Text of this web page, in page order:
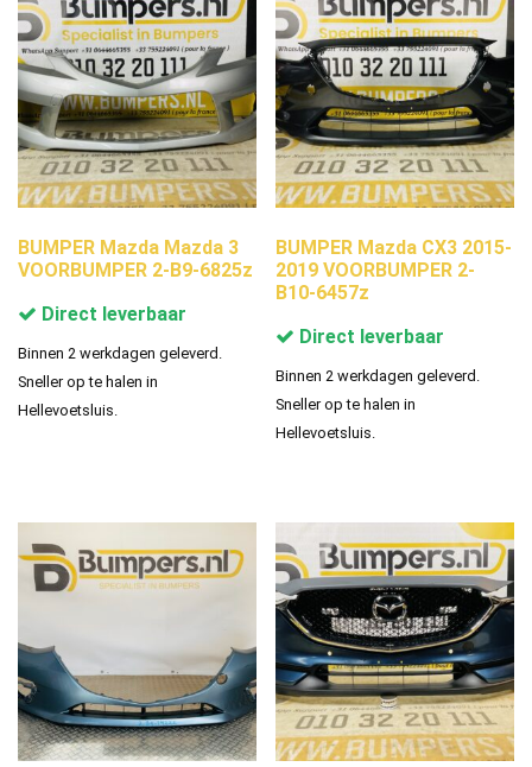
BUMPER Mazda Mazda 3
VOORBUMPER 2-B9-6825z
Direct leverbaar
Binnen 2 werkdagen geleverd.
Sneller op te halen in
Hellevoetsluis.
BUMPER Mazda CX3 2015-
2019 VOORBUMPER 2-
B10-6457z
Direct leverbaar
Binnen 2 werkdagen geleverd.
Sneller op te halen in
Hellevoetsluis.